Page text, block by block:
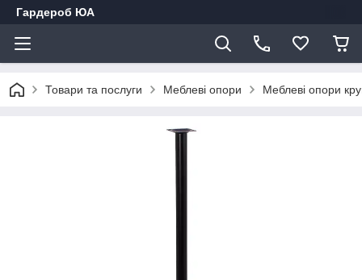
Гардероб ЮА
Товари та послуги Меблеві опори Меблеві опори